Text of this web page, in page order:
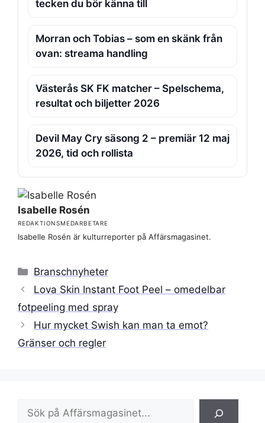
tecken du bör känna till
Morran och Tobias – som en skänk från
ovan: streama handling
Västerås SK FK matcher – Spelschema,
resultat och biljetter 2026
Devil May Cry säsong 2 – premiär 12 maj
2026, tid och rollista
Isabelle Rosén
REDAKTIONSMEDARBETARE
Isabelle Rosén är kulturreporter på Affärsmagasinet.
Kategorier
Branschnyheter
Lova Skin Instant Foot Peel – omedelbar
fotpeeling med spray
Hur mycket Swish kan man ta emot?
Gränser och regler
Sök